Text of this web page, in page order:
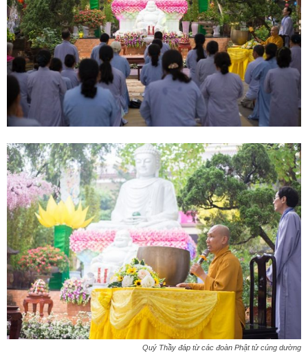
Quý Thầy đáp từ các đoàn Phật tử cúng dường